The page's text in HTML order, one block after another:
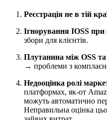
Реєстрація не в тій
Ігнорування IOSS при
збори для клієнтів.
Плутанина між OSS
→ проблеми з
Недооцінка ролі
платформах, як-от
можуть автоматично
Неправильна оцінка